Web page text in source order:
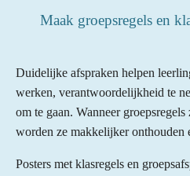
Maak groepsregels en
Duidelijke afspraken helpen
werken, verantwoordelijkheid te
om te gaan. Wanneer
worden ze makkelijker onthouden
Posters met klasregels en